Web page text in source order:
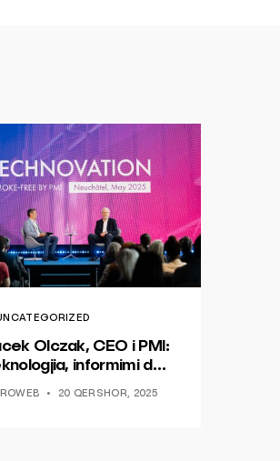
Olczak, CEO i PMI:
informimi dhe
20 QERSHOR, 2025